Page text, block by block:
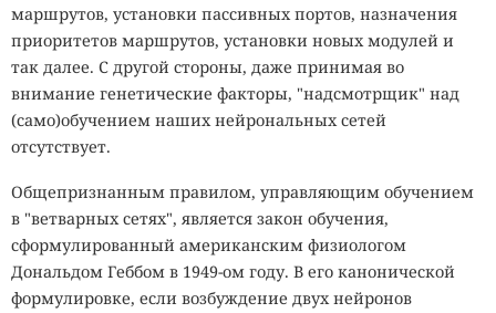
маршрутов, установки пассивных портов, назначения
приоритетов маршрутов, установки новых модулей и
так далее. С другой стороны, даже принимая во
внимание генетические факторы, "надсмотрщик" над
(само)обучением наших нейрональных сетей
отсутствует.
Общепризнанным правилом, управляющим обучением
в "ветварных сетях", является закон обучения,
сформулированный американским физиологом
Дональдом Геббом в 1949-ом году. В его канонической
формулировке, если возбуждение двух нейронов